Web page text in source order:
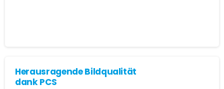
Herausragende Bildqualität
dank PCS